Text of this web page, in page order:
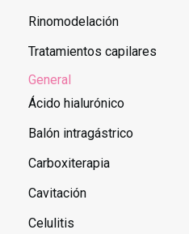
Rinomodelación
Tratamientos capilares
General
Ácido hialurónico
Balón intragástrico
Carboxiterapia
Cavitación
Celulitis